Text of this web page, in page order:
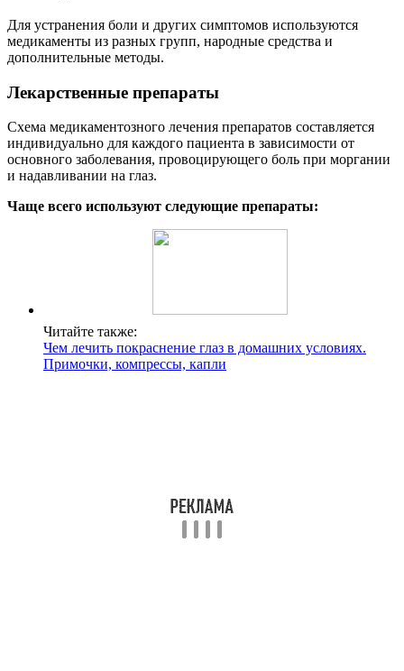
Для устранения боли и других симптомов используются
медикаменты из разных групп, народные средства и
дополнительные методы.
Лекарственные препараты
Схема медикаментозного лечения препаратов составляется
индивидуально для каждого пациента в зависимости от
основного заболевания, провоцирующего боль при моргании
и надавливании на глаз.
Чаще всего используют следующие препараты:
Читайте также:
Чем лечить покраснение глаз в домашних условиях.
Примочки, компрессы, капли